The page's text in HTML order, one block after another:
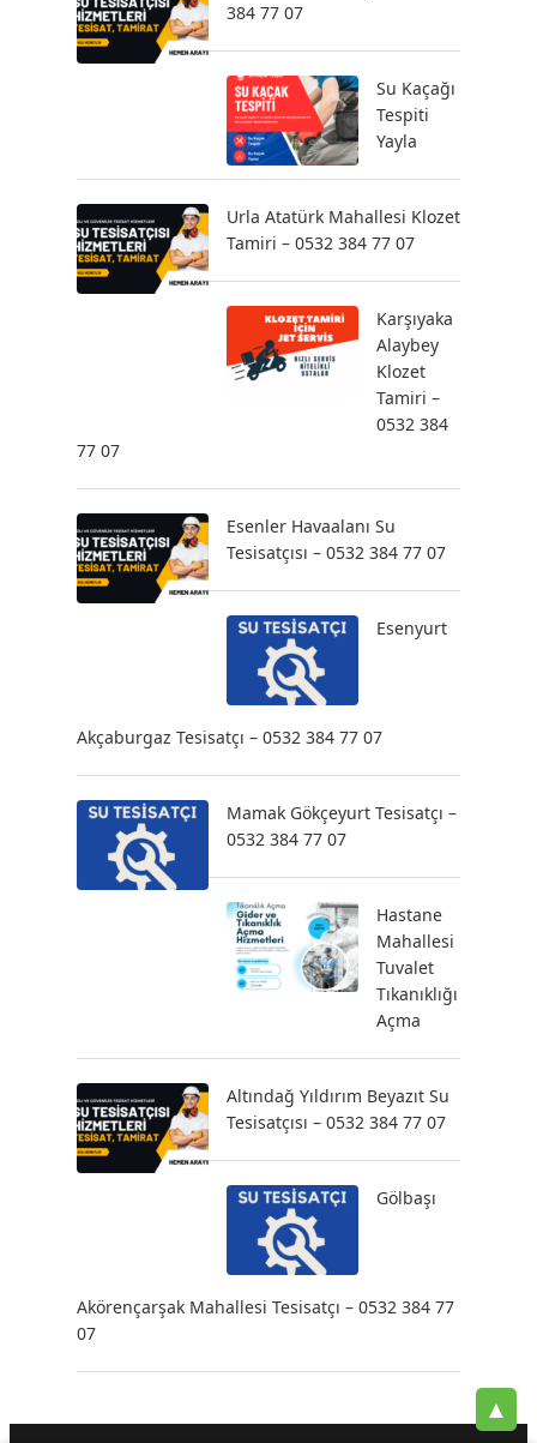
384 77 07
Su Kaçağı
Tespiti
Yayla
Urla Atatürk Mahallesi Klozet
Tamiri – 0532 384 77 07
Karşıyaka
Alaybey
Klozet
Tamiri –
0532 384
77 07
Esenler Havaalanı Su
Tesisatçısı – 0532 384 77 07
Esenyurt
Akçaburgaz Tesisatçı – 0532 384 77 07
Mamak Gökçeyurt Tesisatçı –
0532 384 77 07
Hastane
Mahallesi
Tuvalet
Tıkanıklığı
Açma
Altındağ Yıldırım Beyazıt Su
Tesisatçısı – 0532 384 77 07
Gölbaşı
Akörençarşak Mahallesi Tesisatçı – 0532 384 77
07
▲